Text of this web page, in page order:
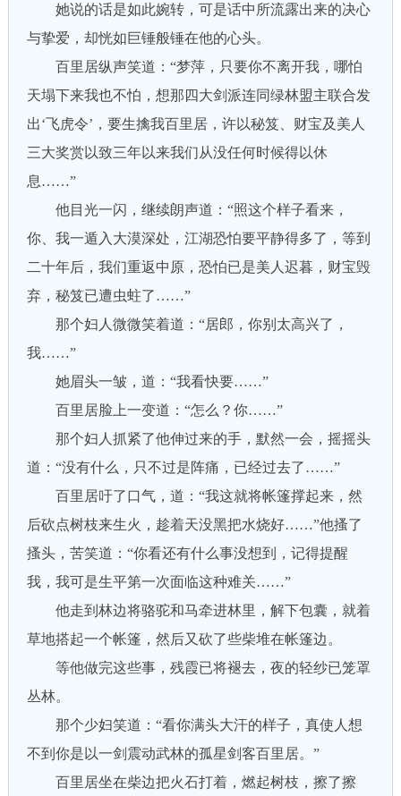
她说的话是如此婉转，可是话中所流露出来的决心
与挚爱，却恍如巨锤般锤在他的心头。
百里居纵声笑道：“梦萍，只要你不离开我，哪怕
天塌下来我也不怕，想那四大剑派连同绿林盟主联合发
出‘飞虎令’，要生擒我百里居，许以秘笈、财宝及美人
三大奖赏以致三年以来我们从没任何时候得以休
息……”
他目光一闪，继续朗声道：“照这个样子看来，
你、我一遁入大漠深处，江湖恐怕要平静得多了，等到
二十年后，我们重返中原，恐怕已是美人迟暮，财宝毁
弃，秘笈已遭虫蛀了……”
那个妇人微微笑着道：“居郎，你别太高兴了，
我……”
她眉头一皱，道：“我看快要……”
百里居脸上一变道：“怎么？你……”
那个妇人抓紧了他伸过来的手，默然一会，摇摇头
道：“没有什么，只不过是阵痛，已经过去了……”
百里居吁了口气，道：“我这就将帐篷撑起来，然
后砍点树枝来生火，趁着天没黑把水烧好……”他搔了
搔头，苦笑道：“你看还有什么事没想到，记得提醒
我，我可是生平第一次面临这种难关……”
他走到林边将骆驼和马牵进林里，解下包囊，就着
草地搭起一个帐篷，然后又砍了些柴堆在帐篷边。
等他做完这些事，残霞已将褪去，夜的轻纱已笼罩
丛林。
那个少妇笑道：“看你满头大汗的样子，真使人想
不到你是以一剑震动武林的孤星剑客百里居。”
百里居坐在柴边把火石打着，燃起树枝，擦了擦